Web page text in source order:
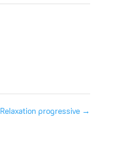
Relaxation progressive →